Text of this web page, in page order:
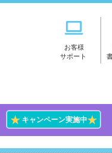
お客様
サポート
★キャンペーン実施中★